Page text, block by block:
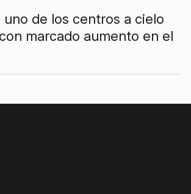
de los centros a cielo
marcado aumento en el